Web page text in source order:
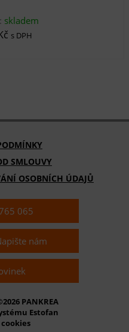
skladem
s DPH
SMLOUVY
OSOBNÍCH ÚDAJŮ
065
nám
PANKREA
Estofan